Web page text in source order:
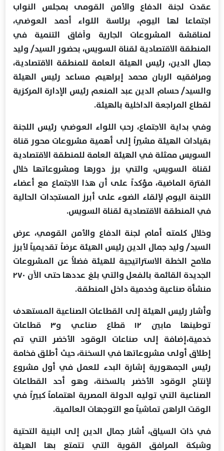
عقدت لجنة الدفاع والأمن القومى بمجلس النواب
اجتماعا لها اليوم، برئاسة اللواء أحمد العوضي،
لمناقشة المشروعات الجارية وآفاق التنمية في
المنطقة الاقتصادية لقناة السويس، بحضور السيد/ وليد
جمال الدين، رئيس الهيئة العامة للمنطقة الاقتصادية،
ومرافقيه الربان محمد إبراهيم مساعد رئيس الهيئة
والسيد/ حسام الدين عبد المنعم رئيس الإدارة المركزية
لقطاع المراجعة الداخلية بالهيئة.
وفي بداية الاجتماع، رحب اللواء العوضي رئيس اللجنة
بقيادات الهيئة مشيراً إلى أهمية مشروعات محور قناة
السويس ممثلة في الهيئة العامة للمنطقة الاقتصادية
لقناة السويس، والتي برز دورها ومشروعاتها خلال
الفترة الماضية، مؤكداً على أن هذا الاجتماع مع أعضاء
اللجنة اليوم لإلقاء الضوء على أبرز المستجدات الحالية
في المنطقة الاقتصادية لقناة السويس.
وخلال كلمته أمام لجنة الدفاع والأمن القومي، عرض
السيد/ وليد جمال الدين رئيس الهيئة عرضاً تقديمياً لأبرز
ملامح الخطة الاستراتيجية للهيئة فضلاً عن المشروعات
الجديدة القائمة بالفعل والتي بلغ عددها حتى الآن ٢٧٠
منشأة صناعية وخدمية داخل المنطقة.
وأشار رئيس الهيئة إلى القطاعات الصناعية المستهدف
توطينها مابين ١٢ قطاع صناعي و٣ قطاعات
خدمية،إضافة إلى صناعات الوقود الأخضر التي تم
إطلاق أولى مشروعاتها في السخنة، حيث أطلق فخامة
رئيس الجمهورية إشارة البدء للعمل في أول مشروع
لإنتاج الوقود الأخضر بالسخنة، وهو أحد القطاعات
الصناعية التي توليه الدولة المصرية اهتماماً كبيراً في
الوقت الراهن تماشياً مع التوجهات العالمية.
في ذات السياق، أشار جمال الدين إلى البنية التحتية
وشبكة المرافق القوية التي تتمتع بها الهيئة